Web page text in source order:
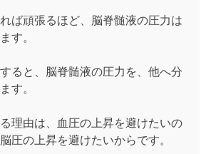
ば頑張るほど、脳脊髄液の圧力は
す。
ると、脳脊髄液の圧力を、他へ分
す。
理由は、血圧の上昇を避けたいの
圧の上昇を避けたいからです。